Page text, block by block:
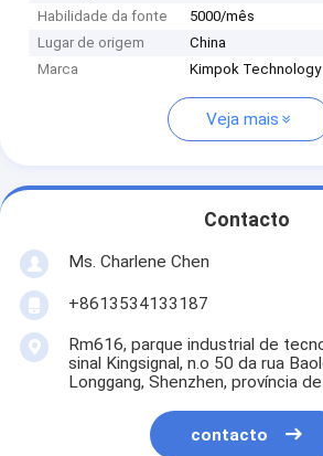
Habilidade da fonte
5000/mês
Lugar de origem
China
Marca
Kimpok Technology
Veja mais
Contacto
Ms. Charlene Chen
+8613534133187
Rm616, parque industrial de
sinal Kingsignal, n.o 50 da rua
Longgang, Shenzhen, província
contacto